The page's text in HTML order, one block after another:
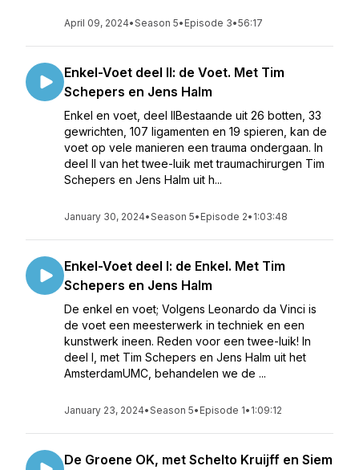
April 09, 2024•Season 5• Episode 3•56:17
Enkel-Voet deel II: de Voet. Met Tim
Schepers en Jens Halm
Enkel en voet, deel IIBestaande uit 26 botten, 33
gewrichten, 107 ligamenten en 19 spieren, kan de
voet op vele manieren een trauma ondergaan. In
deel II van het twee-luik met traumachirurgen Tim
Schepers en Jens Halm uit h...
January 30, 2024•Season 5• Episode 2• 1:03:48
Enkel-Voet deel I: de Enkel. Met Tim
Schepers en Jens Halm
De enkel en voet; Volgens Leonardo da Vinci is
de voet een meesterwerk in techniek en een
kunstwerk ineen. Reden voor een twee-luik! In
deel I, met Tim Schepers en Jens Halm uit het
AmsterdamUMC, behandelen we de ...
January 23, 2024•Season 5• Episode 1• 1:09:12
De Groene OK, met Schelto Kruijff en Siem